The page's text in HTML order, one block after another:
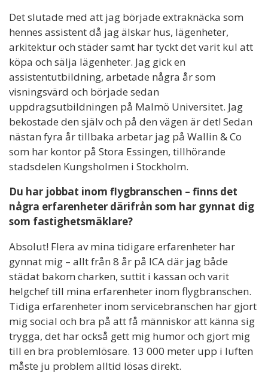
Det slutade med att jag började extraknäcka som
hennes assistent då jag älskar hus, lägenheter,
arkitektur och städer samt har tyckt det varit kul att
köpa och sälja lägenheter. Jag gick en
assistentutbildning, arbetade några år som
visningsvärd och började sedan
uppdragsutbildningen på Malmö Universitet. Jag
bekostade den själv och på den vägen är det! Sedan
nästan fyra år tillbaka arbetar jag på Wallin & Co
som har kontor på Stora Essingen, tillhörande
stadsdelen Kungsholmen i Stockholm.
Du har jobbat inom flygbranschen – finns det
några erfarenheter därifrån som har gynnat dig
som fastighetsmäklare?
Absolut! Flera av mina tidigare erfarenheter har
gynnat mig – allt från 8 år på ICA där jag både
städat bakom charken, suttit i kassan och varit
helgchef till mina erfarenheter inom flygbranschen.
Tidiga erfarenheter inom servicebranschen har gjort
mig social och bra på att få människor att känna sig
trygga, det har också gett mig humor och gjort mig
till en bra problemlösare. 13 000 meter upp i luften
måste ju problem alltid lösas direkt.